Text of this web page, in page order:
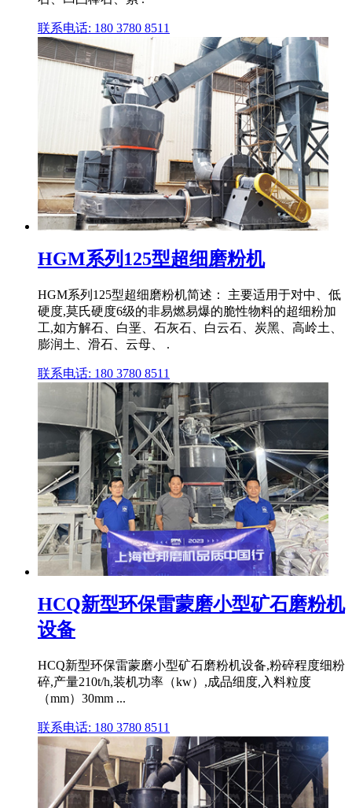
联系电话: 180 3780 8511
HGM系列125型超细磨粉机
HGM系列125型超细磨粉机简述： 主要适用于对中、低
硬度,莫氏硬度6级的非易燃易爆的脆性物料的超细粉加
工,如方解石、白垩、石灰石、白云石、炭黑、高岭土、
膨润土、滑石、云母、 .
联系电话: 180 3780 8511
HCQ新型环保雷蒙磨小型矿石磨粉机
设备
HCQ新型环保雷蒙磨小型矿石磨粉机设备,粉碎程度细粉
碎,产量210t/h,装机功率（kw）,成品细度,入料粒度
（mm）30mm ...
联系电话: 180 3780 8511